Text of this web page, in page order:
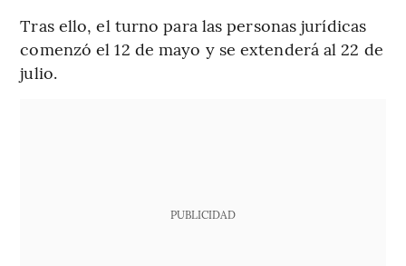
Tras ello, el turno para las personas jurídicas
comenzó el 12 de mayo y se extenderá al 22 de
julio.
PUBLICIDAD